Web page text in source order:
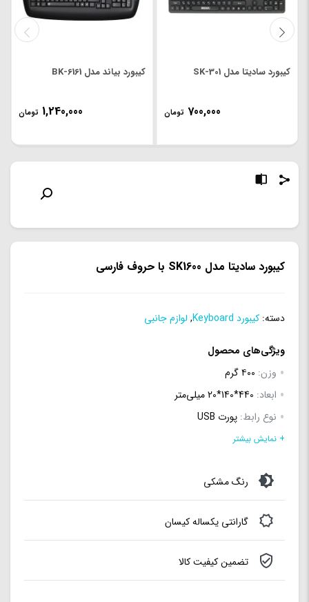
کیبورد سادیتا مدل SK-301
700,000 تومان
کیبورد بیاند مدل BK-6161
1,240,000 تومان
کیبورد سادیتا مدل SK1600 با حروف فارسی
دسته: کیبورد Keyboard , لوازم جانبی
ویژگی‌های محصول
وزن: ۴۰۰ گرم
ابعاد: 440*140*20 میلی‌متر
نوع رابط: پورت USB
نوع اتصال:
مقاوم در مقابل نفوذ مایعات:
طول کابل:1.5 متر
سازگار با سیستم عامل‌های:Windows 10, Windows 8, Windows
7, Windows Vista, Windows XP, Mac OS X, Linux
+ نمایش بیشتر
رنگ مشکی
گارانتی یکساله کیسان
تضمین کیفیت کالا